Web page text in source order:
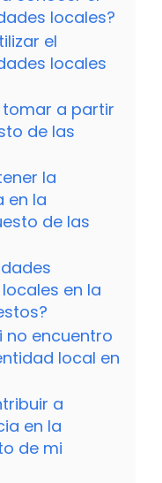
locales?
el
locales
tomar a partir
de las
la
en la
de las
en la
no encuentro
local en
a
en la
de mi